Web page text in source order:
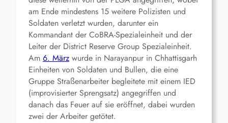
am Ende mindestens 15 weitere Polizisten und
Soldaten verletzt wurden, darunter ein
Kommandant der CoBRA-Spezialeinheit und der
Leiter der District Reserve Group Spezialeinheit.
Am 6. März wurde in Narayanpur in Chhattisgarh
Einheiten von Soldaten und Bullen, die eine
Gruppe Straßenarbeiter begleitete mit einem IED
(improvisierter Sprengsatz) angegriffen und
danach das Feuer auf sie eröffnet, dabei wurden
zwei der Arbeiter getötet.